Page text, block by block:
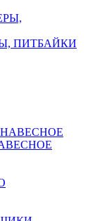
ПИТБАЙКИ